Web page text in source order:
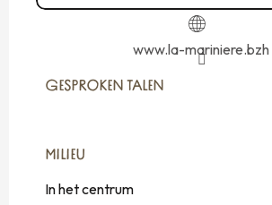
www.la-mariniere.bzh
GESPROKEN TALEN
GESPROKEN TALEN
MILIEU
MILIEU
In het centrum